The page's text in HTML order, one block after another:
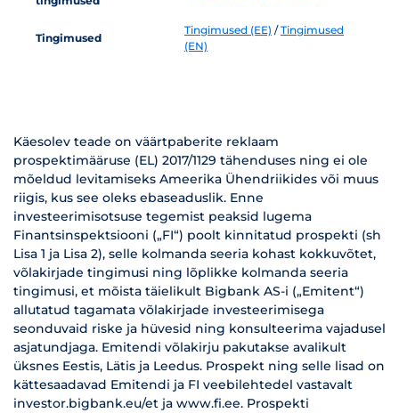
Tingimused
Tingimused (EE) /Tingimused
(EN)
Käesolev teade on väärtpaberite reklaam
prospektimääruse (EL) 2017/1129 tähenduses ning ei ole
mõeldud levitamiseks Ameerika Ühendriikides või muus
riigis, kus see oleks ebaseaduslik. Enne
investeerimisotsuse tegemist peaksid lugema
Finantsinspektsiooni („FI“) poolt kinnitatud prospekti (sh
Lisa 1 ja Lisa 2), selle kolmanda seeria kohast kokkuvõtet,
võlakirjade tingimusi ning lõplikke kolmanda seeria
tingimusi, et mõista täielikult Bigbank AS-i („Emitent“)
allutatud tagamata võlakirjade investeerimisega
seonduvaid riske ja hüvesid ning konsulteerima vajadusel
asjatundjaga. Emitendi võlakirju pakutakse avalikult
üksnes Eestis, Lätis ja Leedus. Prospekt ning selle lisad on
kättesaadavad Emitendi ja FI veebilehtedel vastavalt
investor.bigbank.eu/et ja www.fi.ee. Prospekti